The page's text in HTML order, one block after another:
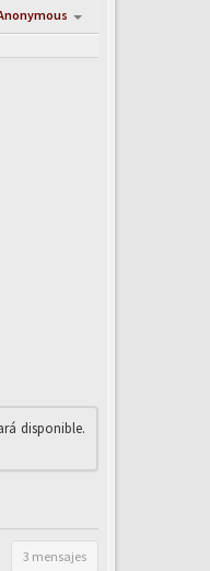
disponible.
3 mensajes